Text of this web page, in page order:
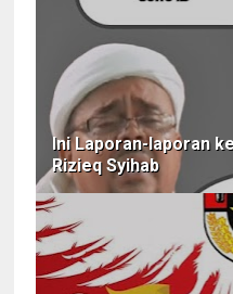
Ini Laporan-laporan
Rizieq Syihab